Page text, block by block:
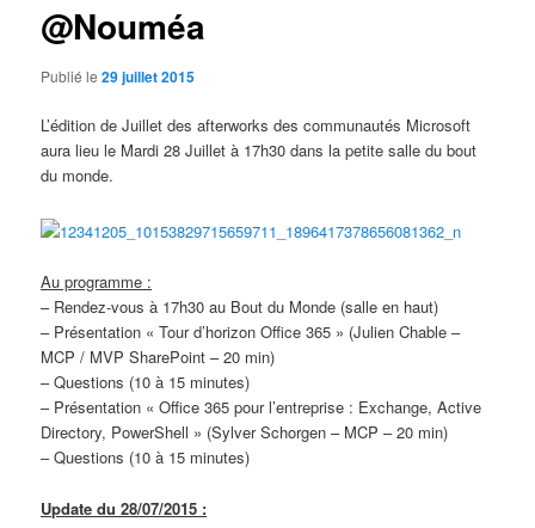
@Nouméa
Publié le29 juillet 2015
L’édition de Juillet des afterworks des communautés Microsoft
aura lieu le Mardi 28 Juillet à 17h30 dans la petite salle du bout
du monde.
Au programme :
– Rendez-vous à 17h30 au Bout du Monde (salle en haut)
– Présentation « Tour d’horizon Office 365 » (Julien Chable –
MCP / MVP SharePoint – 20 min)
– Questions (10 à 15 minutes)
– Présentation « Office 365 pour l’entreprise : Exchange, Active
Directory, PowerShell » (Sylver Schorgen – MCP – 20 min)
– Questions (10 à 15 minutes)
Update du 28/07/2015 :